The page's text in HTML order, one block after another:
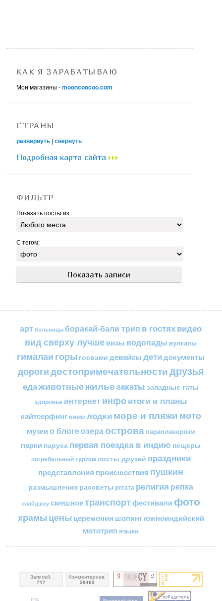
КАК Я ЗАРАБАТЫВАЮ
Мои магазины -mooncoocoo.com
СТРАНЫ
развернуть |свернуть
Подробная карта сайта
ФИЛЬТР
Показать посты из:
С тегом:
арт больницы боракай-бали трип в гостяхвидео
вид сверху лучшевизы водопады вулканы
гималаи горы госвами девайсы детидокументы
дорогидостопримечательностидрузья
едаживотныежильезакаты западные гаты
здоровье интернетинфоитоги и планы
кайтсерфинг кино лодкиморе и пляжимото
музеи о блогеозераострова парапланеризм
парки паруса первая поездка в индию пещеры
погребальный туризм посты друзей праздники
представления происшествия пушкин
размышления рассветы регата религия репка
слайдшоу смешноетранспортфестивали фото
храмы цены церемонии шопингюжноиндийский
мототрип языки
Записей:
717
Комментариев:
28463